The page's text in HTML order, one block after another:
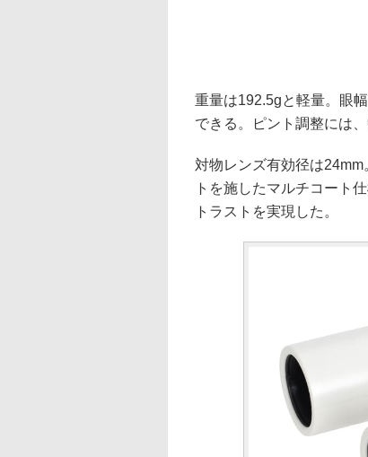
重量は192.5gと軽量。眼
できる。ピント調整には
対物レンズ有効径は
トを施したマルチコート
トラストを実現した。